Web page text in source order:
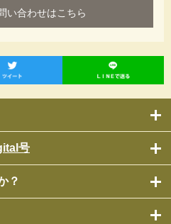
号
？
い合わせはこちら